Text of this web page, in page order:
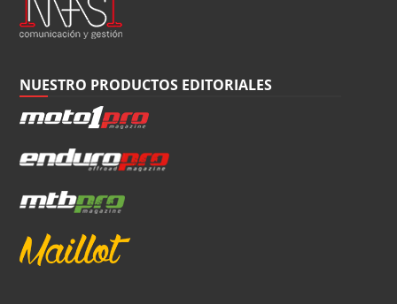
NUESTRO PRODUCTOS EDITORIALES